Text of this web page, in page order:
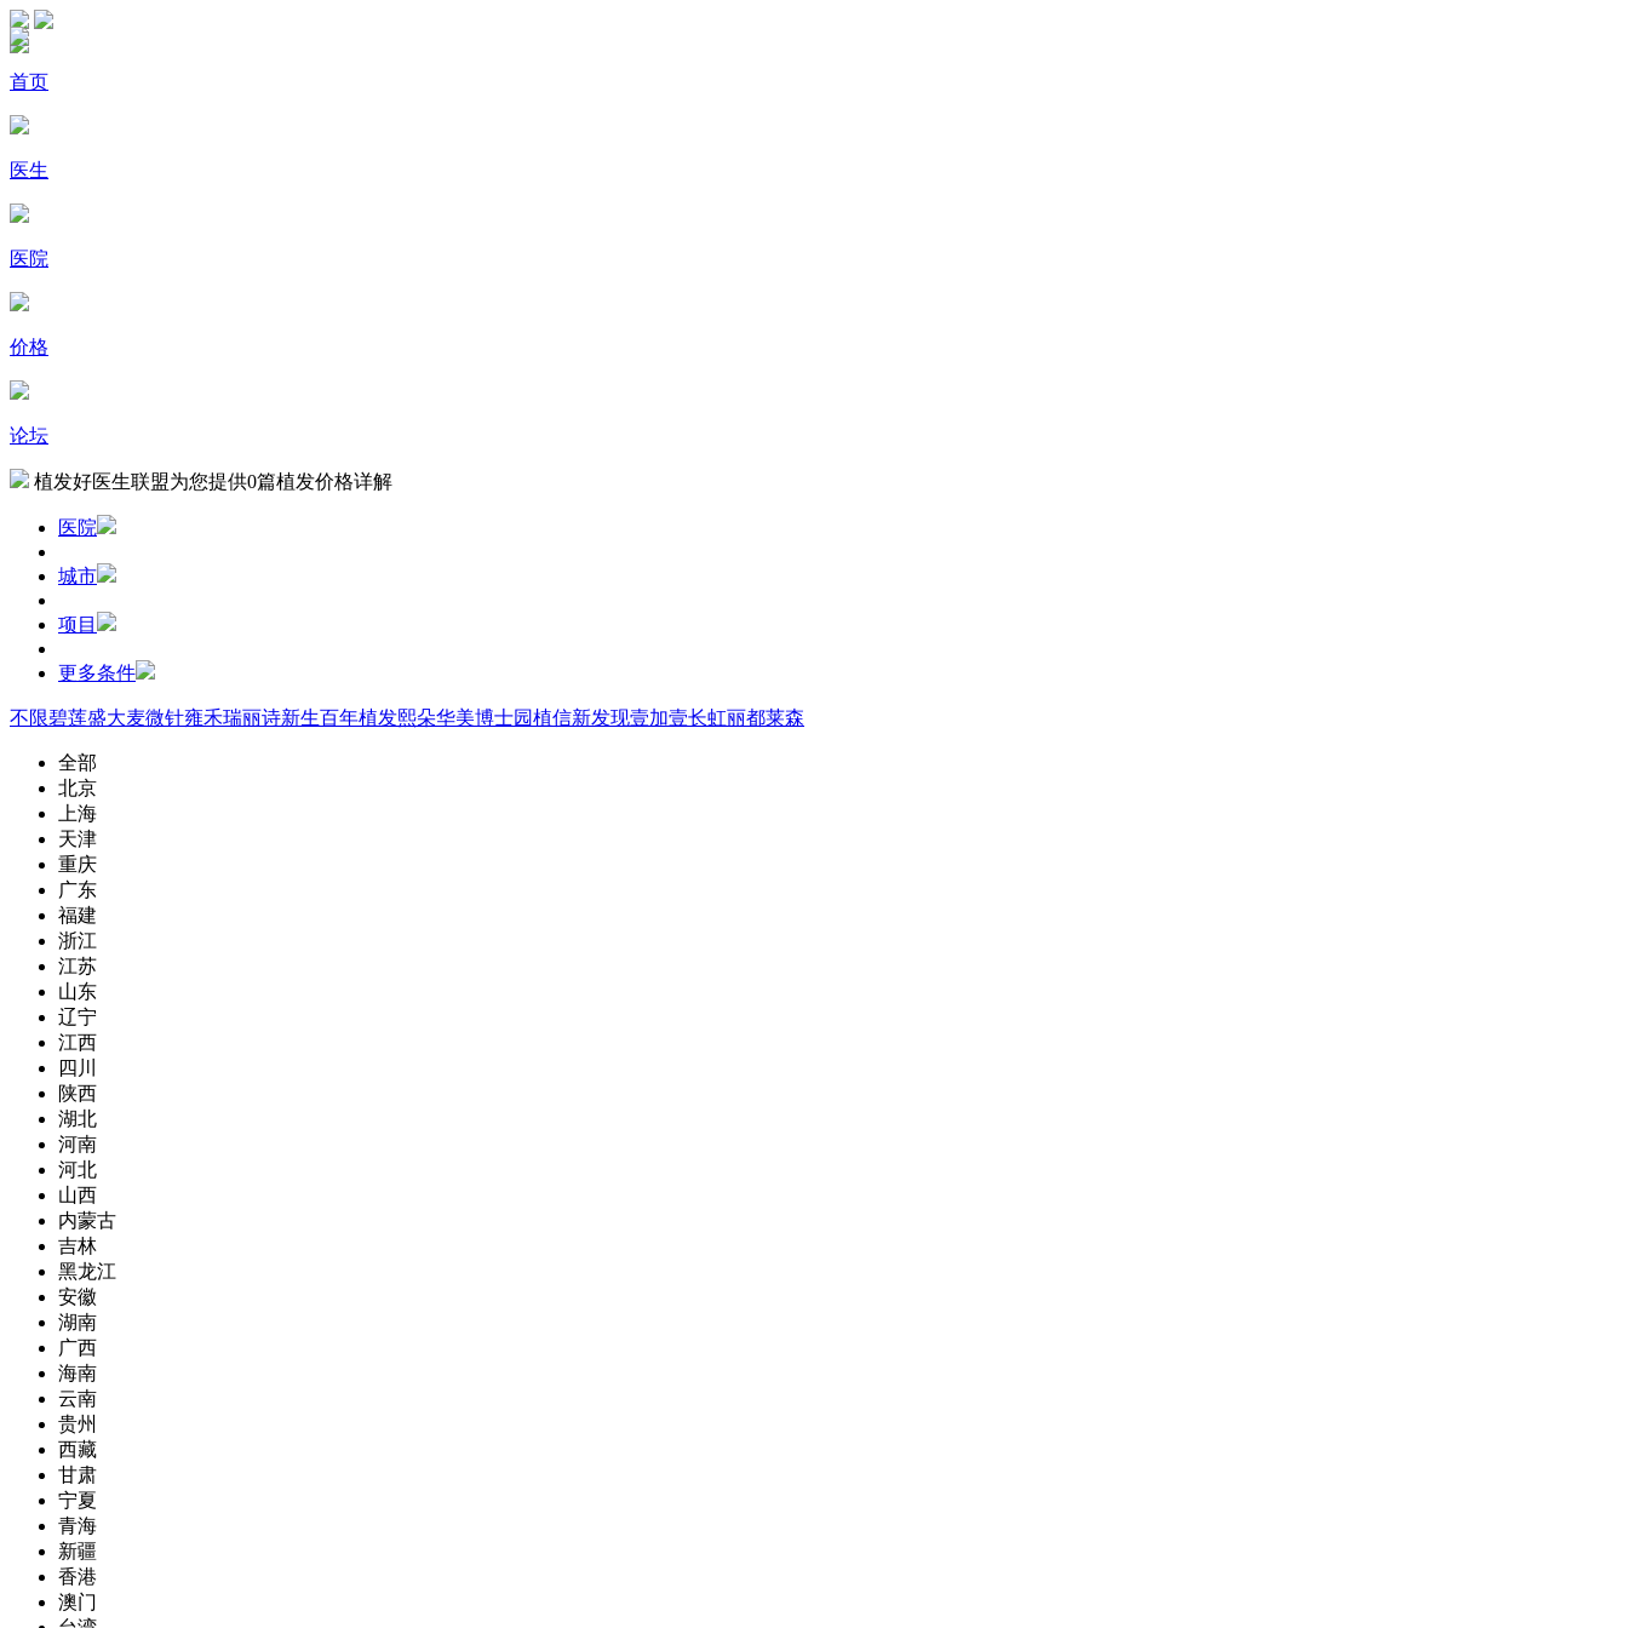
首页
医生
医院
价格
论坛
植发好医生联盟为您提供0篇植发价格详解
医院
城市
项目
更多条件
不限碧莲盛大麦微针雍禾瑞丽诗新生百年植发熙朵华美博士园植信新发现壹加壹长虹丽都莱森
全部
北京
上海
天津
重庆
广东
福建
浙江
江苏
山东
辽宁
江西
四川
陕西
湖北
河南
河北
山西
内蒙古
吉林
黑龙江
安徽
湖南
广西
海南
云南
贵州
西藏
甘肃
宁夏
青海
新疆
香港
澳门